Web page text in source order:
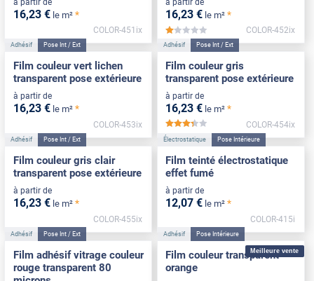
16,23 € le m² *
COLOR-451ix
16,23 € le m² *
*****
COLOR-452ix
Adhésif Pose Int / Ext
Film couleur vert lichen
transparent pose extérieure
à partir de
16,23 € le m² *
COLOR-453ix
Adhésif Pose Int / Ext
Film couleur gris
transparent pose extérieure
à partir de
16,23 € le m² *
*****
COLOR-454ix
Adhésif Pose Int / Ext
Film couleur gris clair
transparent pose extérieure
à partir de
16,23 € le m² *
COLOR-455ix
Électrostatique Pose Intérieure
Film teinté électrostatique
effet fumé
à partir de
12,07 € le m² *
COLOR-415i
Adhésif Pose Int / Ext
Film adhésif vitrage couleur
rouge transparent 80
Meilleure vente
Adhésif Pose Intérieure
Film couleur transparent
orange